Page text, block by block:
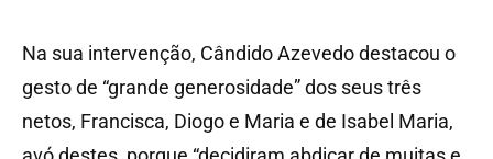
Na sua intervenção, Cândido Azevedo destacou o
gesto de “grande generosidade” dos seus três
netos, Francisca, Diogo e Maria e de Isabel Maria,